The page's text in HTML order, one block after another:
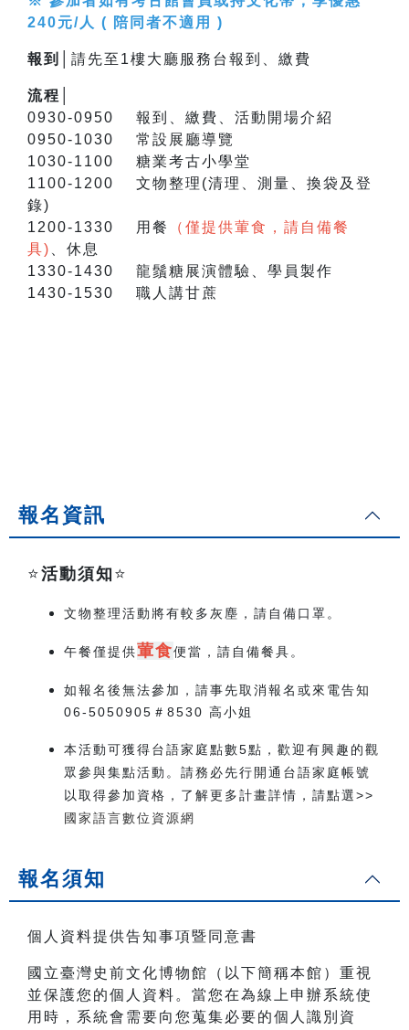
240元/人 ( 陪同者不適用 )
報到│ 請先至1樓大廳服務台報到、繳費
流程│
0930-0950 報到、繳費、活動開場介紹
0950-1030 常設展廳導覽
1030-1100 糖業考古小學堂
1100-1200 文物整理(清理、測量、換袋及登
錄)
1200-1330 用餐
（僅提供葷食，請自備餐
具)
、休息
1330-1430 龍鬚糖展演體驗、學員製作
1430-1530 職人講甘蔗
報名資訊
⭐️活動須知 ⭐️
文物整理活動將有較多灰塵，請自備口罩。
午餐僅提供葷食便當，請自備餐具。
如報名後無法參加，請事先取消報名或來電告知
06-5050905＃8530 高小姐
本活動可獲得台語家庭點數5點，歡迎有興趣的觀
眾參與集點活動。請務必先行開通台語家庭帳號
以取得參加資格，了解更多計畫詳情，請點選>>
國家語言數位資源網
報名須知
個人資料提供告知事項暨同意書
國立臺灣史前文化博物館（以下簡稱本館）重視
並保護您的個人資料。當您在為線上申辦系統使
用時，系統會需要向您蒐集必要的個人識別資